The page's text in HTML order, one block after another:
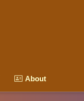
About